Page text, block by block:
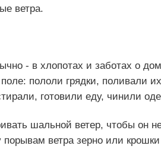
ветра.
- в хлопотах и заботах о
пололи грядки, поливали
готовили еду, чинили
шальной ветер, чтобы он
порывам ветра зерно или